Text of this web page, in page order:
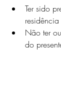
Ter sido
Não ter
do